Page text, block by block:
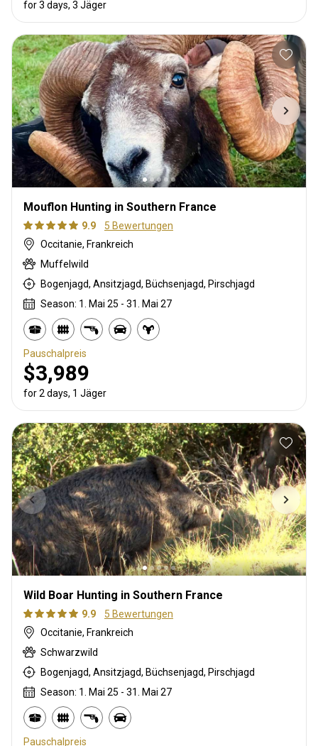
for 3 days, 3 Jäger
Mouflon Hunting in Southern France
9.9
5 Bewertungen
Occitanie, Frankreich
Muffelwild
Bogenjagd, Ansitzjagd, Büchsenjagd, Pirschjagd
Season: 1. Mai 25 - 31. Mai 27
Pauschalpreis
$3,989
for 2 days, 1 Jäger
Wild Boar Hunting in Southern France
9.9
5 Bewertungen
Occitanie, Frankreich
Schwarzwild
Bogenjagd, Ansitzjagd, Büchsenjagd, Pirschjagd
Season: 1. Mai 25 - 31. Mai 27
Pauschalpreis